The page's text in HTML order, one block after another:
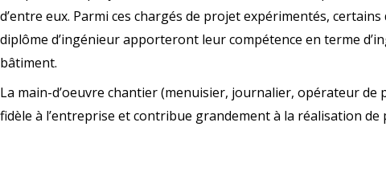
d’entre eux. Parmi ces chargés de projet expérimentés,
diplôme d’ingénieur apporteront leur compétence en terme
bâtiment.
La main-d’oeuvre chantier (menuisier, journalier, opérateur de
fidèle à l’entreprise et contribue grandement à la réalisation de